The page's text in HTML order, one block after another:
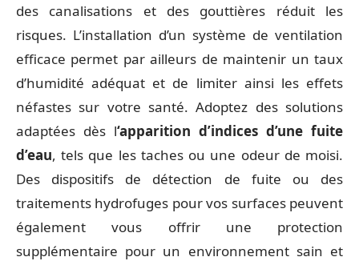
des canalisations et des gouttières réduit les
risques. L’installation d’un système de ventilation
efficace permet par ailleurs de maintenir un taux
d’humidité adéquat et de limiter ainsi les effets
néfastes sur votre santé. Adoptez des solutions
adaptées dès l‘apparition d’indices d’une fuite
d’eau, tels que les taches ou une odeur de moisi.
Des dispositifs de détection de fuite ou des
traitements hydrofuges pour vos surfaces peuvent
également vous offrir une protection
supplémentaire pour un environnement sain et